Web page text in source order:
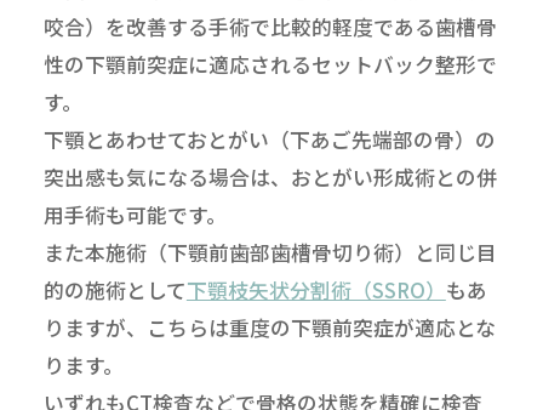
咬合）を改善する手術で比較的軽度である歯槽骨
性の下顎前突症に適応されるセットバック整形で
す。
下顎とあわせておとがい（下あご先端部の骨）の
突出感も気になる場合は、おとがい形成術との併
用手術も可能です。
また本施術（下顎前歯部歯槽骨切り術）と同じ目
的の施術として下顎枝矢状分割術（SSRO） もあ
りますが、こちらは重度の下顎前突症が適応とな
ります。
いずれもCT検査などで骨格の状態を精確に検査